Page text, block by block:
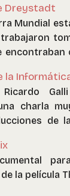
Dreystadt
Mundial
encontraban
la
Ricardo
charla
de
apunte
la película